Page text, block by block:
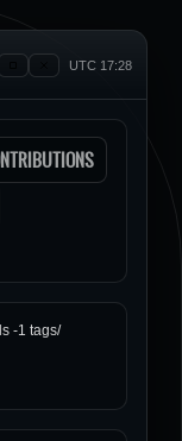
UTC 17:28
ls -1 tags/